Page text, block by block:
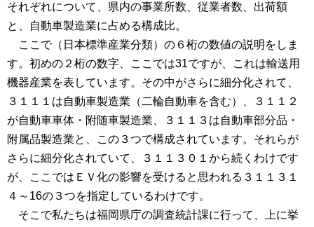
それぞれについて、県内の事業所数、従業者数、出荷額
と、自動車製造業に占める構成比。
ここで（日本標準産業分類）の６桁の数値の説明をしま
す。初めの２桁の数字、ここでは31ですが、これは輸送用
機器産業を表しています。その中がさらに細分化されて、
３１１１は自動車製造業（二輪自動車を含む）、３１１２
が自動車車体・附随車製造業、３１１３は自動車部分品・
附属品製造業と、この３つで構成されています。それらが
さらに細分化されていて、３１１３０１から続くわけです
が、ここではＥＶ化の影響を受けると思われる３１１３１
４～16の３つを指定しているわけです。
そこで私たちは福岡県庁の調査統計課に行って、上に挙